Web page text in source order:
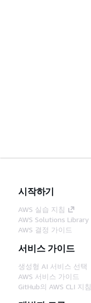
시작하기
AWS 실습 지침
AWS Solutions Library
AWS 결정 가이드
서비스 가이드
생성형 AI 서비스 선택
AWS 서비스 가이드
GitHub의 AWS CLI 지침